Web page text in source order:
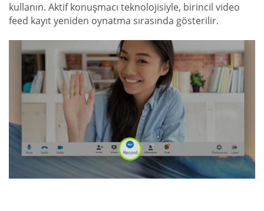
kullanın. Aktif konuşmacı teknolojisiyle, birincil video
feed kayıt yeniden oynatma sırasında gösterilir.